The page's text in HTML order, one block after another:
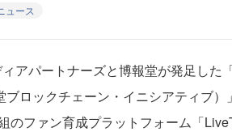
ュース
アパートナーズと博報堂が発足した
ブロックチェーン・イニシアティブ
のファン育成プラットフォーム「